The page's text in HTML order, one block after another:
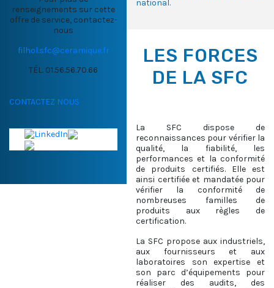
renseignements sur cette
offre de service, contactez-
nous
filhol.sfc@ceramique.fr
TÉL. 01.56.56.70.66
CONTACTEZ NOUS
national.
LES FORCES
DE LA SFC
La SFC dispose de
reconnaissances pour vérifier la
qualité, la fiabilité, les
performances et la conformité
de produits certifiés. Elle est
ainsi certifiée et mandatée pour
vérifier la conformité de
nombreuses familles de
produits aux règles de
certification.
La SFC propose aux industriels,
aux fournisseurs et aux
laboratoires son expertise et
son parc d’équipements pour
réaliser des audits, des